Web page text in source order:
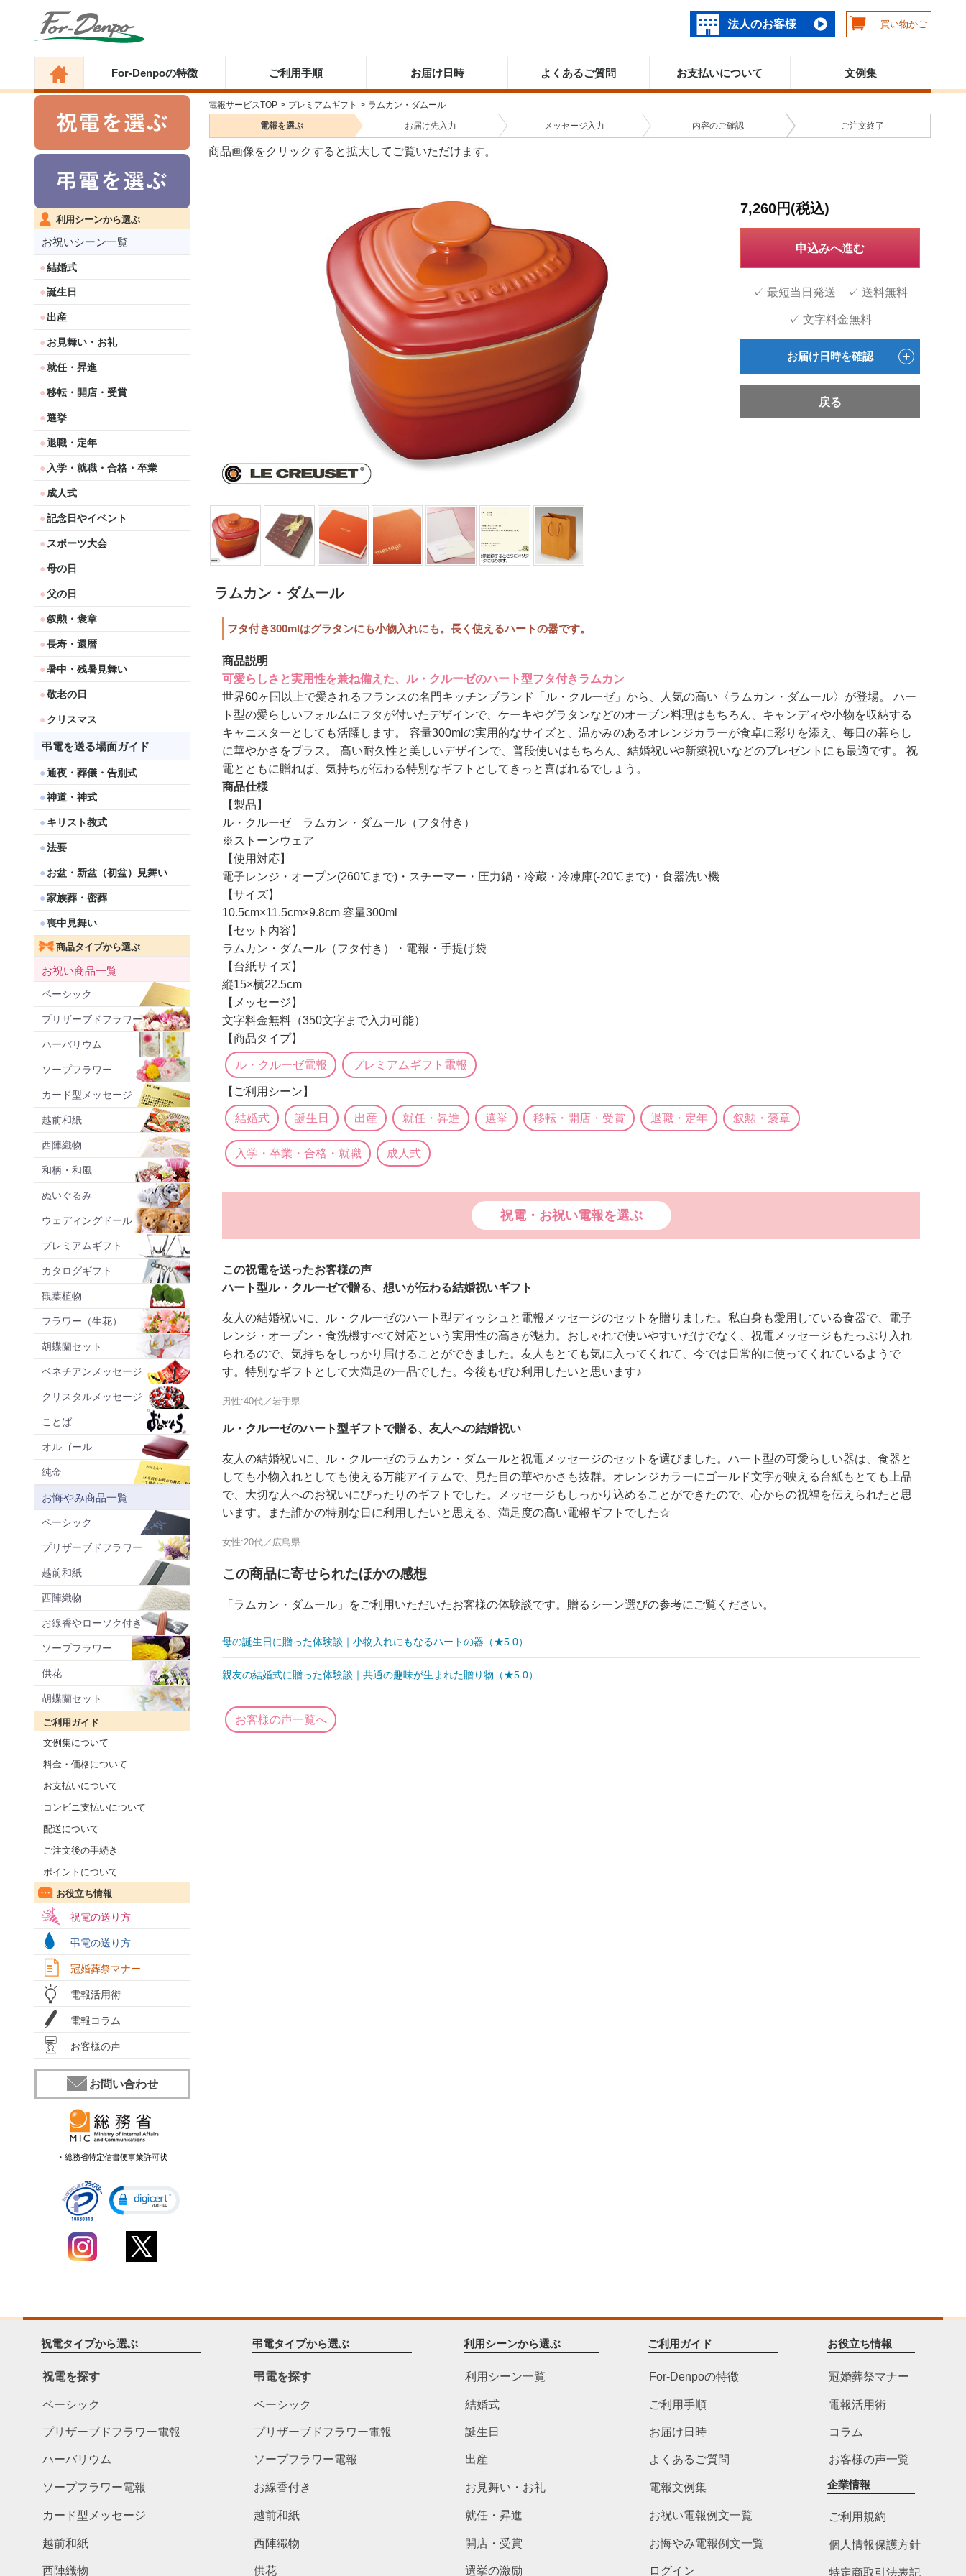
法人のお客様 買い物かご
For-Denpoの特徴 ご利用手順 お届け日時 よくあるご質問 お支払いについて 文例集
利用シーンから選ぶ
お祝いシーン一覧
結婚式
誕生日
出産
お見舞い・お礼
就任・昇進
移転・開店・受賞
選挙
退職・定年
入学・就職・合格・卒業
成人式
記念日やイベント
スポーツ大会
母の日
父の日
叙勲・褒章
長寿・還暦
暑中・残暑見舞い
敬老の日
クリスマス
弔電を送る場面ガイド
通夜・葬儀・告別式
神道・神式
キリスト教式
法要
お盆・新盆（初盆）見舞い
家族葬・密葬
喪中見舞い
商品タイプから選ぶ
お祝い商品一覧
ベーシック
プリザーブドフラワー
ハーバリウム
ソープフラワー
カード型メッセージ
越前和紙
西陣織物
和柄・和風
ぬいぐるみ
ウェディングドール
プレミアムギフト
カタログギフト
観葉植物
フラワー（生花）
胡蝶蘭セット
ベネチアンメッセージ
クリスタルメッセージ
ことば
オルゴール
純金
お悔やみ商品一覧
ベーシック
プリザーブドフラワー
越前和紙
西陣織物
お線香やローソク付き
ソープフラワー
供花
胡蝶蘭セット
ご利用ガイド
文例集について
料金・価格について
お支払いについて
コンビニ支払いについて
配送について
ご注文後の手続き
ポイントについて
お役立ち情報
祝電の送り方
弔電の送り方
冠婚葬祭マナー
電報活用術
電報コラム
お客様の声
お問い合わせ
・総務省特定信書便事業許可状
電報サービスTOP > プレミアムギフト > ラムカン・ダムール
電報を選ぶ お届け先入力 メッセージ 入力 内容の ご確認 ご注文終了
商品画像をクリックすると拡大してご覧いただけます。
ラムカン・ダムール
フタ付き300mlはグラタンにも小物入れにも。長く使えるハートの器です。
商品説明
可愛らしさと実用性を兼ね備えた、ル・クルーゼのハート型フタ付きラムカン
世界60ヶ国以上で愛されるフランスの名門キッチンブランド「ル・クルーゼ」から、人気の高い〈ラムカン・ダムール〉が登場。 ハー
ト型の愛らしいフォルムにフタが付いたデザインで、ケーキやグラタンなどのオーブン料理はもちろん、キャンディや小物を収納する
キャニスターとしても活躍します。 容量300mlの実用的なサイズと、温かみのあるオレンジカラーが食卓に彩りを添え、毎日の暮らし
に華やかさをプラス。 高い耐久性と美しいデザインで、普段使いはもちろん、結婚祝いや新築祝いなどのプレゼントにも最適です。 祝
電とともに贈れば、気持ちが伝わる特別なギフトとしてきっと喜ばれるでしょう。
商品仕様
【製品】
ル・クルーゼ ラムカン・ダムール（フタ付き）
※ストーンウェア
【使用対応】
電子レンジ・オープン(260℃まで)・スチーマー・圧力鍋・冷蔵・冷凍庫(-20℃まで)・食器洗い機
【サイズ】
10.5cm×11.5cm×9.8cm 容量300ml
【セット内容】
ラムカン・ダムール（フタ付き）・電報・手提げ袋
【台紙サイズ】
縦15×横22.5cm
【メッセージ】
文字料金無料（350文字まで入力可能）
【商品タイプ】
ル・クルーゼ電報 プレミアムギフト電報
【ご利用シーン】
結婚式 誕生日 出産 就任・昇進 選挙 移転・開店・受賞 退職・定年 叙勲・褒章
入学・卒業・合格・就職 成人式
祝電・お祝い電報を選ぶ
この祝電を送ったお客様の声
ハート型ル・クルーゼで贈る、想いが伝わる結婚祝いギフト
友人の結婚祝いに、ル・クルーゼのハート型ディッシュと電報メッセージのセットを贈りました。私自身も愛用している食器で、電子
レンジ・オーブン・食洗機すべて対応という実用性の高さが魅力。おしゃれで使いやすいだけでなく、祝電メッセージもたっぷり入れ
られるので、気持ちをしっかり届けることができました。友人もとても気に入ってくれて、今では日常的に使ってくれているようで
す。特別なギフトとして大満足の一品でした。今後もぜひ利用したいと思います♪
男性:40代／岩手県
ル・クルーゼのハート型ギフトで贈る、友人への結婚祝い
友人の結婚祝いに、ル・クルーゼのラムカン・ダムールと祝電メッセージのセットを選びました。ハート型の可愛らしい器は、食器と
しても小物入れとしても使える万能アイテムで、見た目の華やかさも抜群。オレンジカラーにゴールド文字が映える台紙もとても上品
で、大切な人へのお祝いにぴったりのギフトでした。メッセージもしっかり込めることができたので、心からの祝福を伝えられたと思
います。また誰かの特別な日に利用したいと思える、満足度の高い電報ギフトでした☆
女性:20代／広島県
この商品に寄せられたほかの感想
「ラムカン・ダムール」をご利用いただいたお客様の体験談です。贈るシーン選びの参考にご覧ください。
母の誕生日に贈った体験談｜小物入れにもなるハートの器（★5.0）
親友の結婚式に贈った体験談｜共通の趣味が生まれた贈り物（★5.0）
お客様の声一覧へ
7,260円(税込)
申込みへ進む
✓ 最短当日発送 ✓ 送料無料
✓ 文字料金無料
お届け日時を確認
戻る
祝電タイプから選ぶ
祝電を探す
ベーシック
プリザーブドフラワー電報
ハーバリウム
ソープフラワー電報
カード型メッセージ
越前和紙
西陣織物
弔電タイプから選ぶ
弔電を探す
ベーシック
プリザーブドフラワー電報
ソープフラワー電報
お線香付き
越前和紙
西陣織物
供花
利用シーンから選ぶ
利用シーン一覧
結婚式
誕生日
出産
お見舞い・お礼
就任・昇進
開店・受賞
選挙の激励
ご利用ガイド
For-Denpoの特徴
ご利用手順
お届け日時
よくあるご質問
電報文例集
お祝い電報例文一覧
お悔やみ電報例文一覧
ログイン
お役立ち情報
冠婚葬祭マナー
電報活用術
コラム
お客様の声一覧
企業情報
ご利用規約
個人情報保護方針
特定商取引法表記